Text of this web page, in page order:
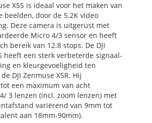
X5S is ideaal voor het maken van
beelden, door de 5.2K video
Deze camera is uitgerust met
Micro 4/3 sensor en heeft
bereik van 12.8 stops. De DJI
heeft een sterk verbeterde signaal-
en kleurgevoeligheid ten
DJI Zenmuse X5R. Hij
een maximum van acht
3 lenzen (incl. zoom lenzen) met
variërend van 9mm tot
aan 18mm-90mm).